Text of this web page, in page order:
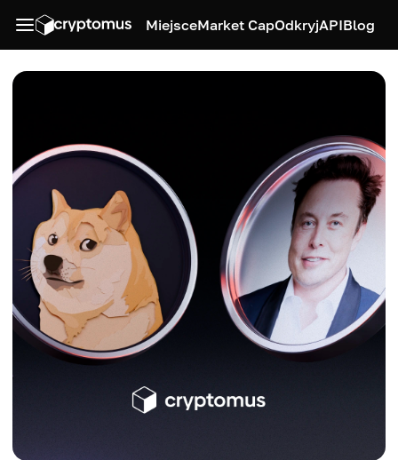
MiejsceMarket CapOdkryjAPIBlog